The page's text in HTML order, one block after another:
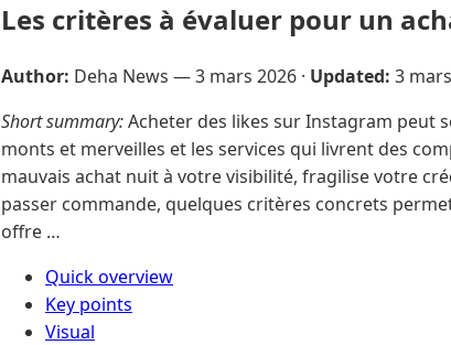
Les critères à évaluer pour un
Author: Deha News —3 mars 2026 · Updated: 3
Short summary:Acheter des likes sur Instagram peut
monts et merveilles et les services qui livrent des
mauvais achat nuit à votre visibilité, fragilise votre
passer commande, quelques critères concrets
offre …
Quick overview
Key points
Visual